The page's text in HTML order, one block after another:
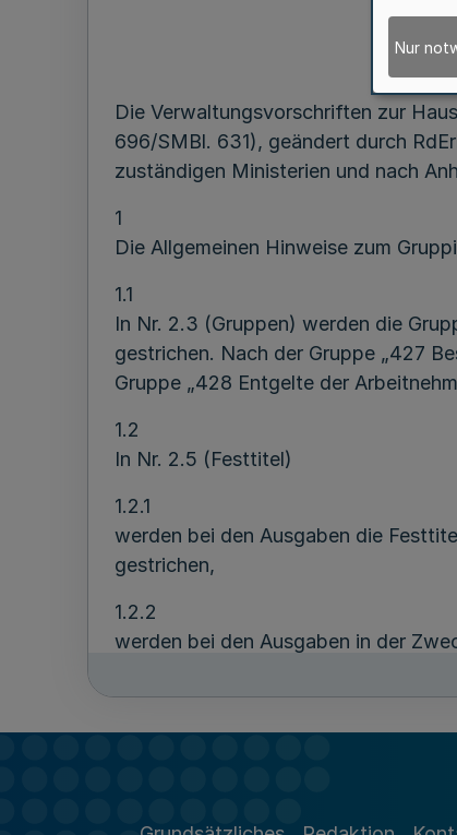
Die Verwaltungsvorschriften zur
696/SMBl. 631), geändert durch
zuständigen Ministerien und nach
1
Die Allgemeinen Hinweise zum
1.1
In Nr. 2.3 (Gruppen) werden die
gestrichen. Nach der Gruppe „427
Gruppe „428 Entgelte der
1.2
In Nr. 2.5 (Festtitel)
1.2.1
werden bei den Ausgaben die
gestrichen,
1.2.2
werden bei den Ausgaben in der
Nur